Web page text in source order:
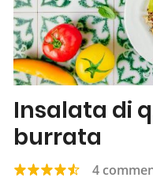
Insalata di
burrata
4